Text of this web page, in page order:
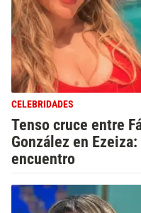
CELEBRIDADES
Tenso cruce entre
González en
encuentro